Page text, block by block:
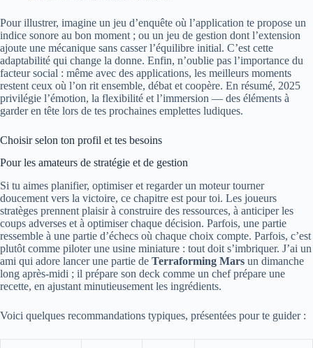
Pour illustrer, imagine un jeu d’enquête où l’application te propose un
indice sonore au bon moment ; ou un jeu de gestion dont l’extension
ajoute une mécanique sans casser l’équilibre initial. C’est cette
adaptabilité qui change la donne. Enfin, n’oublie pas l’importance du
facteur social : même avec des applications, les meilleurs moments
restent ceux où l’on rit ensemble, débat et coopère. En résumé, 2025
privilégie l’émotion, la flexibilité et l’immersion — des éléments à
garder en tête lors de tes prochaines emplettes ludiques.
Choisir selon ton profil et tes besoins
Pour les amateurs de stratégie et de gestion
Si tu aimes planifier, optimiser et regarder un moteur tourner
doucement vers la victoire, ce chapitre est pour toi. Les joueurs
stratèges prennent plaisir à construire des ressources, à anticiper les
coups adverses et à optimiser chaque décision. Parfois, une partie
ressemble à une partie d’échecs où chaque choix compte. Parfois, c’est
plutôt comme piloter une usine miniature : tout doit s’imbriquer. J’ai un
ami qui adore lancer une partie de Terraforming Mars un dimanche
long après-midi ; il prépare son deck comme un chef prépare une
recette, en ajustant minutieusement les ingrédients.
Voici quelques recommandations typiques, présentées pour te guider :